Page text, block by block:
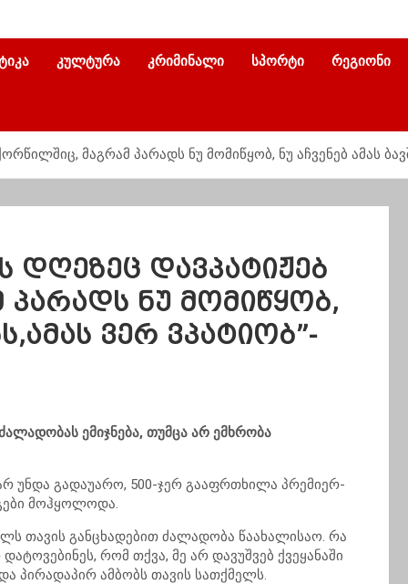
ᲙᲣᲚᲢᲣᲠᲐ ᲙᲠᲘᲛᲘᲜᲐᲚᲘ ᲡᲞᲝᲠᲢᲘ ᲠᲔᲒᲘᲝᲜᲘ
მაგრამ პარადს ნუ მომიწყობ, ნუ აჩვენებ ამას
დღეზეც დავპატიჟებ
ნუ მომიწყობ,
ვერ ვპატიობ”-
ემიჯნება, თუმცა არ ემხრობა
არ უნდა გადაუარო, 500-ჯერ გააფრთხილა პრემიერ-
მოჰყოლოდა.
თავის განცხადებით ძალადობა წაახალისაო. რა
რომ თქვა, მე არ დავუშვებ ქვეყანაში
პირადაპირ ამბობს თავის სათქმელს.